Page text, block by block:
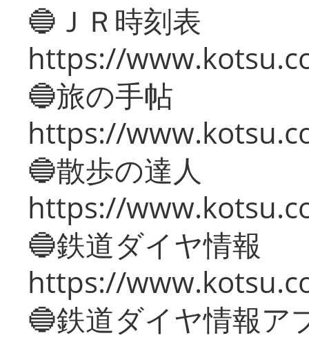
🔵ＪＲ時刻表
https://
🔵旅の手帖
https://
🔵散歩の達人
https://
🔵鉄道ダイヤ情報
https://
🔵鉄道ダイヤ情報ア